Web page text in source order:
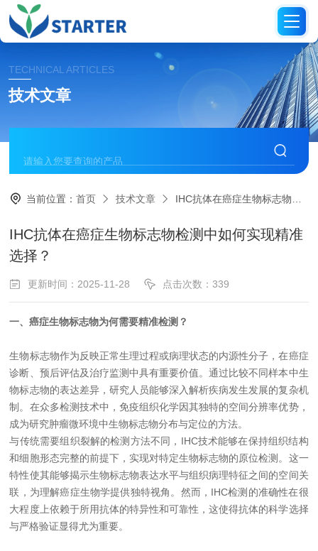
TECHNICAL ARTICLES
技术文章
当前位置：首页 技术文章 IHC抗体在癌症生物标志物检测中如何实现精准选择？
IHC抗体在癌症生物标志物检测中如何实现精准
选择？
更新时间：2025-11-28 点击次数：339
一、癌症生物标志物为何需要精准检测？
生物标志物作为反映正常生理过程或病理状态的内源性分子，在癌症
诊断、预后评估及治疗监测中具有重要价值。通过比较不同样本中生
物标志物的表达差异，研究人员能够深入解析疾病发生发展的复杂机
制。在众多检测技术中，免疫组织化学因其独特的空间分辨率优势，
成为研究肿瘤微环境中生物标志物分布与定位的方法。
与传统需要组织裂解的检测方法不同， IHC技术能够在保持组织结构
和细胞形态完整的前提下，实现对特定生物标志物的原位检测。这一
特性使其能够揭示生物标志物表达水平与组织病理特征之间的空间关
联，为理解癌症生物学提供独特视角。然而， IHC检测的准确性在很
大程度上依赖于所用抗体的特异性和可靠性，这使得抗体的科学选择
与严格验证显得尤为重要。